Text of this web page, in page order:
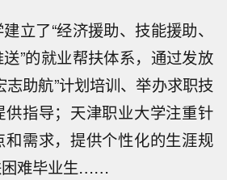
立了“经济援助、技能援助、
”的就业帮扶体系，通过发放
志助航”计划培训、举办求职技
指导；天津职业大学注重针
需求，提供个性化的生涯规
困难毕业生……